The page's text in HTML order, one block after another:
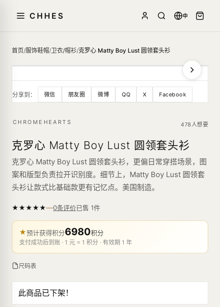
CHHES 中
首页/服饰鞋帽/卫衣/帽衫/克罗心 Matty Boy Lust 圆领套头衫
分享到： 微信 朋友圈 微博 QQ X Facebook
CHROMEHEARTS 478人想要
克罗心 Matty Boy Lust 圆领套头衫
克罗心 Matty Boy Lust 圆领套头衫，更偏日常穿搭场景，图
案和版型负责拉开识别度。细节上，Matty Boy Lust 圆领套
头衫让款式比基础款更有记忆点。美国制造。
★★★★★—0条评价已售 1件
★预计获得积分6980积分
支付成功后到账 · 1 元 = 1 积分 · 有效期 1 年
尺码表
此商品已下架！